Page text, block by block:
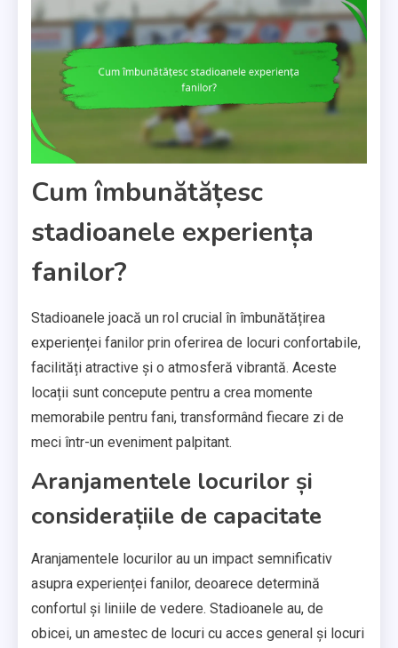
Cum îmbunătățesc
stadioanele experiența
fanilor?
Stadioanele joacă un rol crucial în îmbunătățirea
experienței fanilor prin oferirea de locuri confortabile,
facilități atractive și o atmosferă vibrantă. Aceste
locații sunt concepute pentru a crea momente
memorabile pentru fani, transformând fiecare zi de
meci într-un eveniment palpitant.
Aranjamentele locurilor și
considerațiile de capacitate
Aranjamentele locurilor au un impact semnificativ
asupra experienței fanilor, deoarece determină
confortul și liniile de vedere. Stadioanele au, de
obicei, un amestec de locuri cu acces general și locuri